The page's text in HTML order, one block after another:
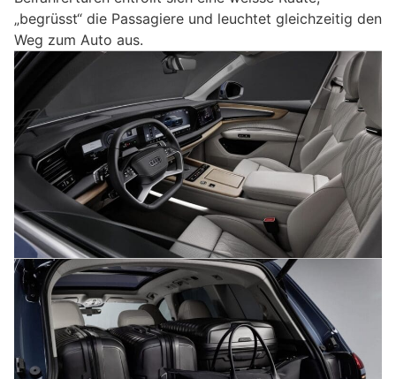
„begrüsst“ die Passagiere und leuchtet gleichzeitig den
Weg zum Auto aus.